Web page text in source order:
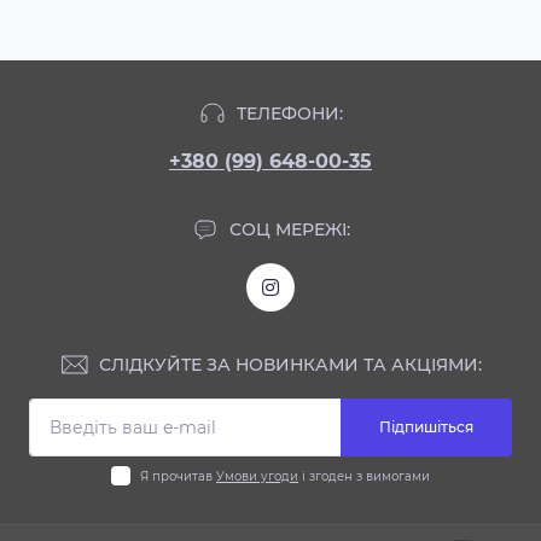
ТЕЛЕФОНИ:
+380 (99) 648-00-35
СОЦ МЕРЕЖІ:
СЛІДКУЙТЕ ЗА НОВИНКАМИ ТА АКЦІЯМИ:
Підпишіться
Я прочитав Умови угоди і згоден з вимогами